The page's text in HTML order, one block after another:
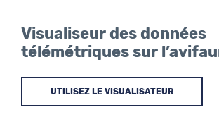
Visualiseur des données
télémétriques sur
UTILISEZ LE VISUALISATEUR